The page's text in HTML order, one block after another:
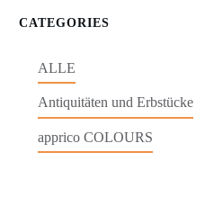
CATEGORIES
ALLE
Antiquitäten und Erbstücke
apprico COLOURS